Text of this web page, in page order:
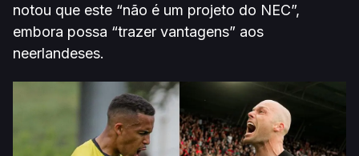
notou que este “não é um projeto do NEC”,
embora possa “trazer vantagens” aos
neerlandeses.